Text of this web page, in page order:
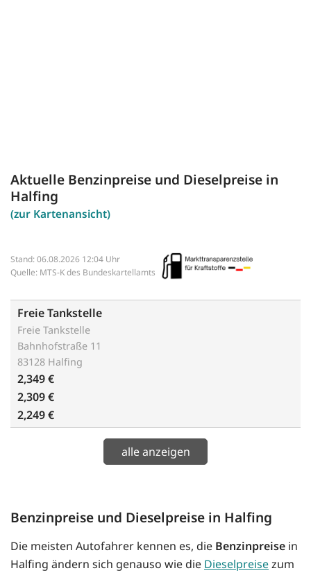
Aktuelle Benzinpreise und Dieselpreise in
Halfing
(zur Kartenansicht)
Stand: 06.08.2026 12:04 Uhr
Quelle: MTS-K des Bundeskartellamts
Freie Tankstelle
Freie Tankstelle
Bahnhofstraße 11
83128 Halfing
2,349 €
2,309 €
2,249 €
alle anzeigen
Benzinpreise und Dieselpreise in Halfing
Die meisten Autofahrer kennen es, die Benzinpreise in
Halfing ändern sich genauso wie die Dieselpreisezum